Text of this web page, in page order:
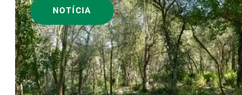
NOTÍCIA